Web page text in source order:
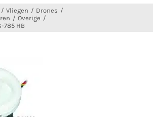
Vliegen
Drones
Overige
785 HB